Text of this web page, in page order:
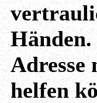
helfen